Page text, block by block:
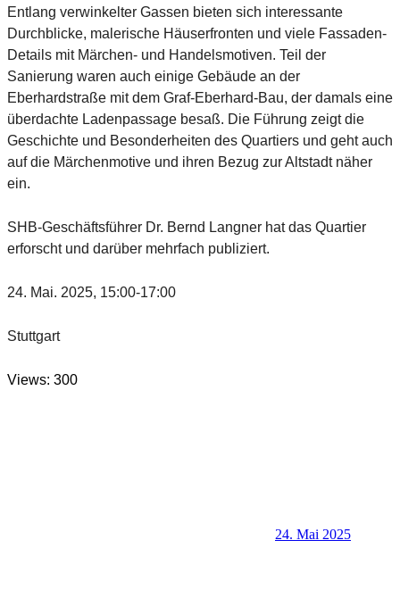
Entlang verwinkelter Gassen bieten sich interessante
Durchblicke, malerische Häuserfronten und viele Fassaden-
Details mit Märchen- und Handelsmotiven. Teil der
Sanierung waren auch einige Gebäude an der
Eberhardstraße mit dem Graf-Eberhard-Bau, der damals eine
überdachte Ladenpassage besaß. Die Führung zeigt die
Geschichte und Besonderheiten des Quartiers und geht auch
auf die Märchenmotive und ihren Bezug zur Altstadt näher
ein.
SHB-Geschäftsführer Dr. Bernd Langner hat das Quartier
erforscht und darüber mehrfach publiziert.
24. Mai. 2025, 15:00-17:00
Stuttgart
Views: 300
24. Mai 2025